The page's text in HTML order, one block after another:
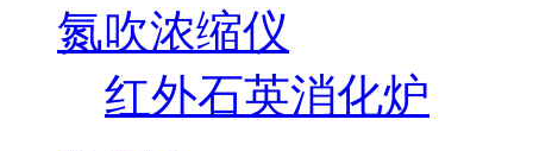
氮吹浓缩仪
红外石英消化炉